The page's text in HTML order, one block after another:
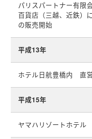
パリスパートナー有
百貨店（三越、近鉄）
の販売開始
平成13年
ホテル日航豊橋内 直
平成15年
ヤマハリゾートホテ